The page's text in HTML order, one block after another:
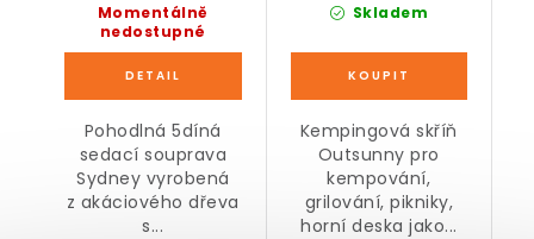
Momentálně
nedostupné
Pohodlná 5díná
sedací souprava
Sydney vyrobená
z akáciového dřeva
s...
Skladem
Kempingová skříň
Outsunny pro
kempování,
grilování, pikniky,
horní deska jako...